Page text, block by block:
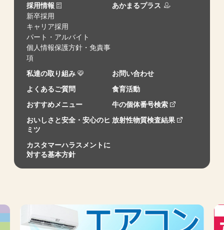
採用情報
新卒採用
キャリア採用
パート・アルバイト
個人情報保護方針・免責事
項
あかまるプラス
私達の取り組み
お問い合わせ
よくあるご質問
食育活動
おすすめメニュー
牛の個体番号検索
おいしさと安全・安心のヒ
ミツ
放射性物質検査結果
カスタマーハラスメントに
対する基本方針